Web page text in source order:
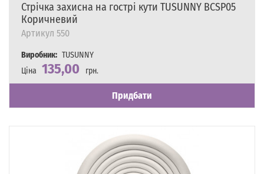
Стрічка захисна на гострі кути TUSUNNY BCSP05
Коричневий
Артикул 550
Виробник: TUSUNNY
Ціна 135,00
грн.
Наявність
Є в наявності
Придбати